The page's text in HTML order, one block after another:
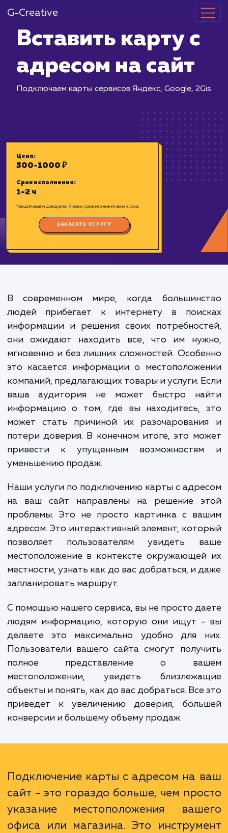
G-Creative
Вставить
адресом на
Цена:
500-1000 ₽
Срок исполнения:
1-2 ч
ЗАКАЗАТЬ УСЛУГУ
В современном мире, когда
людей прибегает к интернету в
информации и решения своих
они ожидают находить все, что им
мгновенно и без лишних сложностей.
это касается информации о
компаний, предлагающих товары и услуги.
ваша аудитория не может быстро
информацию о том, где вы находитесь,
может стать причиной их
потери доверия. В конечном итоге, это
привести к упущенным
уменьшению продаж.
Наши услуги по подключению карты с
на ваш сайт направлены на решение
проблемы. Это не просто картинка с
адресом. Это интерактивный элемент,
позволяет пользователям увидеть
местоположение в контексте
местности, узнать как до вас добраться, и
запланировать маршрут.
С помощью нашего сервиса, вы не просто
людям информацию, которую они ищут
делаете это максимально удобно для
Пользователи вашего сайта смогут
приведет к увеличению доверия,
конверсии и большему объему продаж.